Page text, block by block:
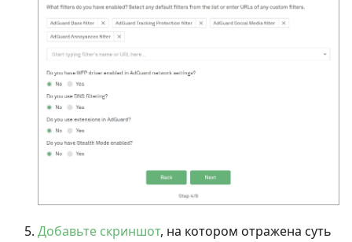
Добавьте скриншот, на котором отражена суть